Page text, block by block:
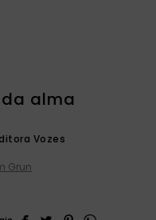
alma
Vozes
Grun